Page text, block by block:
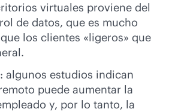
virtuales proviene del
de datos, que es mucho
los clientes «ligeros» que
: algunos estudios indican
puede aumentar la
y, por lo tanto, la